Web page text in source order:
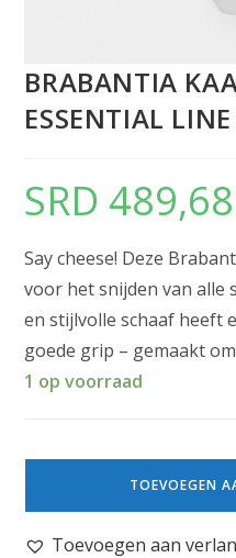
BRABANTIA
ESSENTIAL LINE
SRD 489,68
Say cheese! Deze
voor het snijden van alle
en stijlvolle schaaf heeft
goede grip – gemaakt
1 op voorraad
TOEVOEGEN
Toevoegen aan